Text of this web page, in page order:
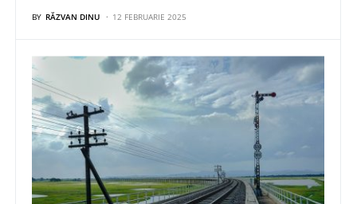
BY RĂZVAN DINU 12 FEBRUARIE 2025